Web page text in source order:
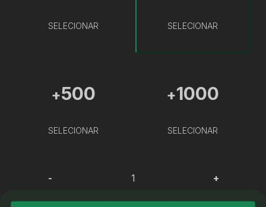
SELECIONAR SELECIONAR
+500
SELECIONAR
+1000
SELECIONAR
- +